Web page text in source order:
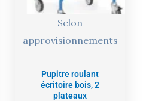
Selon
approvisionnements
Pupitre roulant
écritoire bois, 2
plateaux